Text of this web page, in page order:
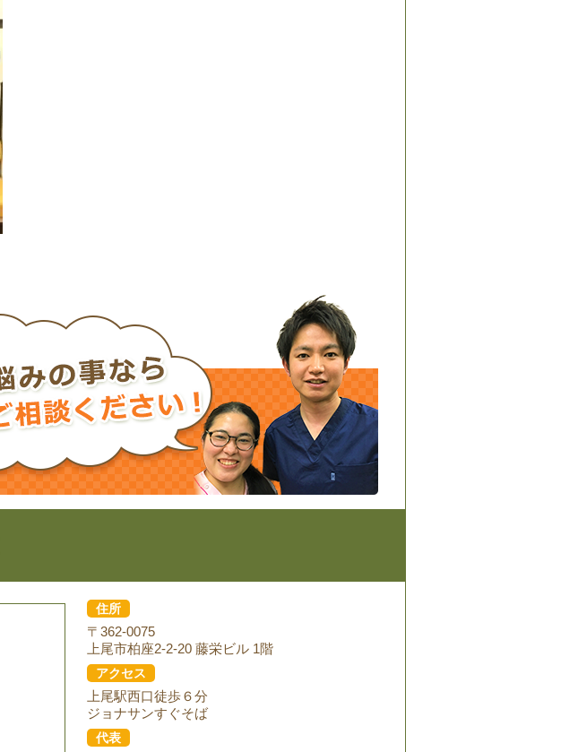
住所
〒362-0075
上尾市柏座2-2-20 藤栄ビル 1階
アクセス
上尾駅西口徒歩６分
ジョナサンすぐそば
代表